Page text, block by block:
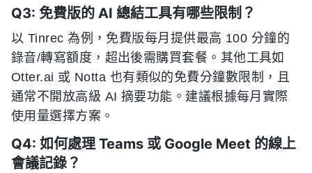
Q3: 免費版的 AI 總結工具有哪些限制？
以 Tinrec 為例，免費版每月提供最高 100 分鐘的
錄音/轉寫額度，超出後需購買套餐。其他工具如
Otter.ai 或 Notta 也有類似的免費分鐘數限制，且
通常不開放高級 AI 摘要功能。建議根據每月實際
使用量選擇方案。
Q4: 如何處理 Teams 或 Google Meet 的線上
會議記錄？